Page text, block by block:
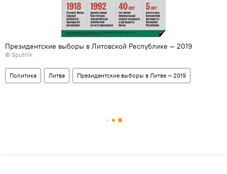
Президентские выборы в Литовской Республике — 2019
© Sputnik
Политика Литва Президентские выборы в Литве — 2019